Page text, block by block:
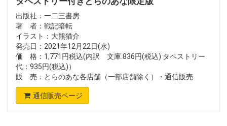
出版社：一二三書房
著 者：戦記暗転
イラスト：大熊猫介
発売日：2021年12月22日(水)
価 格：1,771円税込(内訳 文庫:836円(税込) タペストリー
代：935円(税込)）
販 売：とらのあな各店舗（一部店舗除く）・通信販売
通信販売ページ